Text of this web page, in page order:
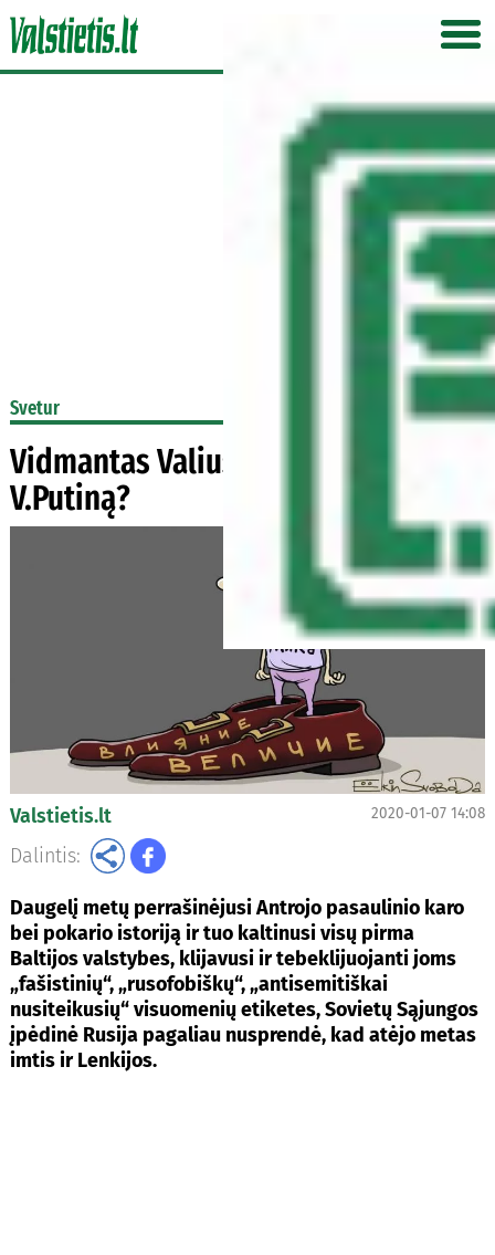
Svetur
Vidmantas Valiušaitis: Kas džiugina
V.Putiną?
Valstietis.lt 2020-01-07 14:08
Dalintis:
Daugelį metų perrašinėjusi Antrojo pasaulinio karo
bei pokario istoriją ir tuo kaltinusi visų pirma
Baltijos valstybes, klijavusi ir tebeklijuojanti joms
„fašistinių“, „rusofobiškų“, „antisemitiškai
nusiteikusių“ visuomenių etiketes, Sovietų Sąjungos
įpėdinė Rusija pagaliau nusprendė, kad atėjo metas
imtis ir Lenkijos.